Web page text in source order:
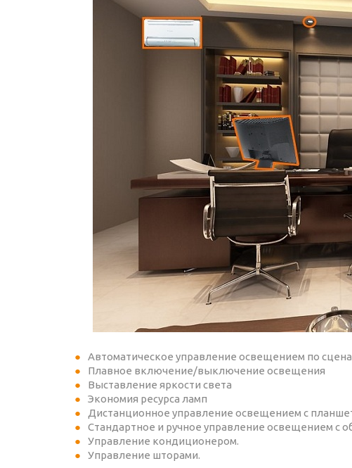
Автоматическое управление освещением по
Плавное включение/выключение освещения
Выставление яркости света
Экономия ресурса ламп
Дистанционное управление освещением с
Стандартное и ручное управление освещением с
Управление кондиционером.
Управление шторами.